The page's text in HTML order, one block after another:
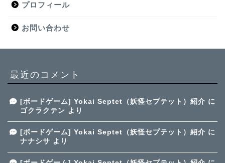
プロフィール
お問い合わせ
最近のコメント
[ボードゲーム] Yokai Septet（妖怪セプテット）紹介 に
ゴクラクテン より
[ボードゲーム] Yokai Septet（妖怪セプテット）紹介 に
ナナシサ より